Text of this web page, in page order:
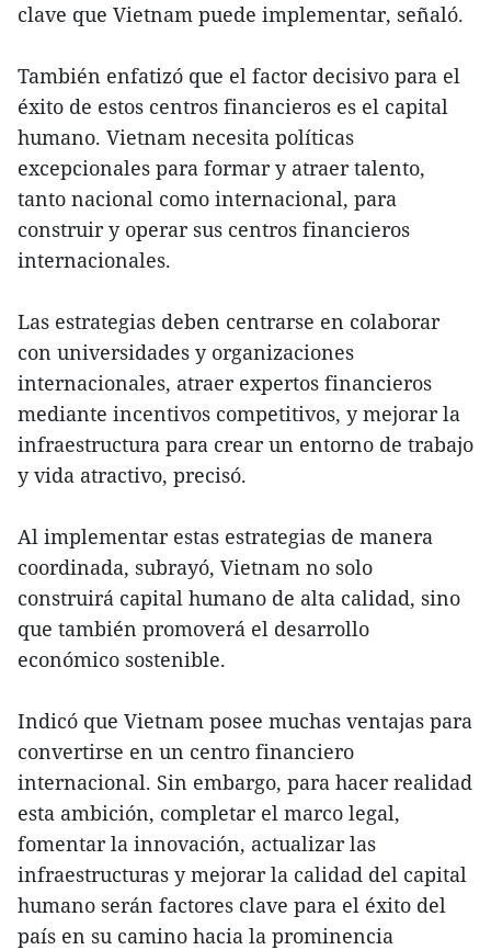
clave que Vietnam puede implementar, señaló.
También enfatizó que el factor decisivo para el
éxito de estos centros financieros es el capital
humano. Vietnam necesita políticas
excepcionales para formar y atraer talento,
tanto nacional como internacional, para
construir y operar sus centros financieros
internacionales.
Las estrategias deben centrarse en colaborar
con universidades y organizaciones
internacionales, atraer expertos financieros
mediante incentivos competitivos, y mejorar la
infraestructura para crear un entorno de trabajo
y vida atractivo, precisó.
Al implementar estas estrategias de manera
coordinada, subrayó, Vietnam no solo
construirá capital humano de alta calidad, sino
que también promoverá el desarrollo
económico sostenible.
Indicó que Vietnam posee muchas ventajas para
convertirse en un centro financiero
internacional. Sin embargo, para hacer realidad
esta ambición, completar el marco legal,
fomentar la innovación, actualizar las
infraestructuras y mejorar la calidad del capital
humano serán factores clave para el éxito del
país en su camino hacia la prominencia